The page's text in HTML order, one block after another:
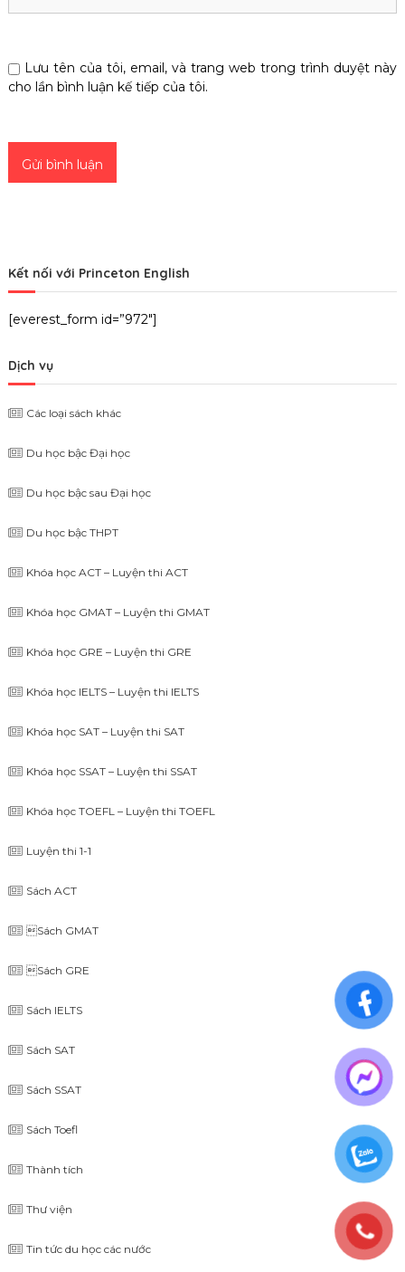
Lưu tên của tôi, email, và trang web trong trình duyệt này
cho lần bình luận kế tiếp của tôi.
Kết nối với Princeton English
[everest_form id=”972″]
Dịch vụ
Các loại sách khác
Du học bậc Đại học
Du học bậc sau Đại học
Du học bậc THPT
Khóa học ACT – Luyện thi ACT
Khóa học GMAT – Luyện thi GMAT
Khóa học GRE – Luyện thi GRE
Khóa học IELTS – Luyện thi IELTS
Khóa học SAT – Luyện thi SAT
Khóa học SSAT – Luyện thi SSAT
Khóa học TOEFL – Luyện thi TOEFL
Luyện thi 1-1
Sách ACT
Sách GMAT
Sách GRE
Sách IELTS
Sách SAT
Sách SSAT
Sách Toefl
Thành tích
Thư viện
Tin tức du học các nước